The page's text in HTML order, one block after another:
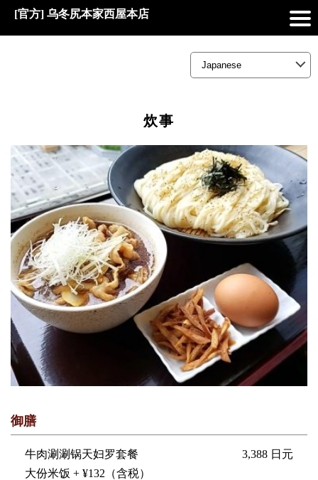
[官方] 乌冬尻本家西屋本店
炊事
御膳
牛肉涮涮锅天妇罗套餐
3,388 日元
大份米饭 + ¥132（含税）